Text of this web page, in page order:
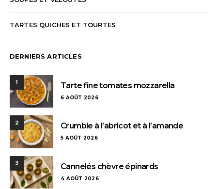
TARTES QUICHES ET TOURTES
DERNIERS ARTICLES
1 Tarte fine tomates mozzarella
6 AOÛT 2026
2 Crumble à l’abricot et à l’amande
5 AOÛT 2026
3 Cannelés chèvre épinards
4 AOÛT 2026